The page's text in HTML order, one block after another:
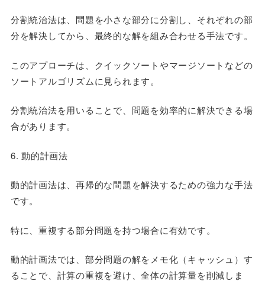
分割統治法は、問題を小さな部分に分割し、それぞれの部
分を解決してから、最終的な解を組み合わせる手法です。
このアプローチは、クイックソートやマージソートなどの
ソートアルゴリズムに見られます。
分割統治法を用いることで、問題を効率的に解決できる場
合があります。
6. 動的計画法
動的計画法は、再帰的な問題を解決するための強力な手法
です。
特に、重複する部分問題を持つ場合に有効です。
動的計画法では、部分問題の解をメモ化（キャッシュ）す
ることで、計算の重複を避け、全体の計算量を削減しま